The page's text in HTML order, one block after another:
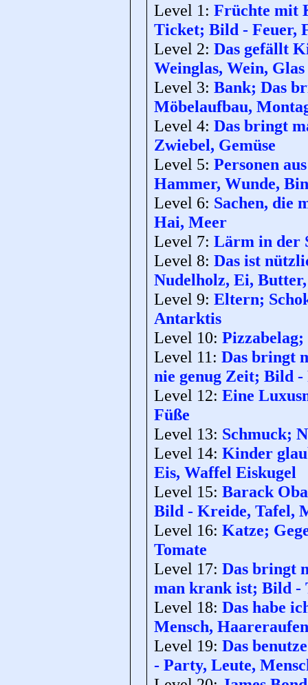
Level 1: Früchte mit
Ticket; Bild - Feuer,
Level 2: Das gefällt
Weinglas, Wein, Glas
Level 3: Bank; Das
Möbelaufbau,
Level 4: Das bringt
Zwiebel, Gemüse
Level 5: Personen
Hammer, Wunde,
Level 6: Sachen, die
Hai, Meer
Level 7: Lärm in der
Level 8: Das ist
Nudelholz, Ei,
Level 9: Eltern;
Antarktis
Level 10:
Level 11: Das bringt
nie genug Zeit; Bild -
Level 12: Eine
Füße
Level 13: Schmuck;
Level 14: Kinder
Eis, Waffel Eiskugel
Level 15: Barack
Bild - Kreide, Tafel,
Level 16: Katze;
Tomate
Level 17: Das bringt
man krank ist; Bild -
Level 18: Das habe
Mensch, Haareraufen
Level 19: Das
- Party, Leute,